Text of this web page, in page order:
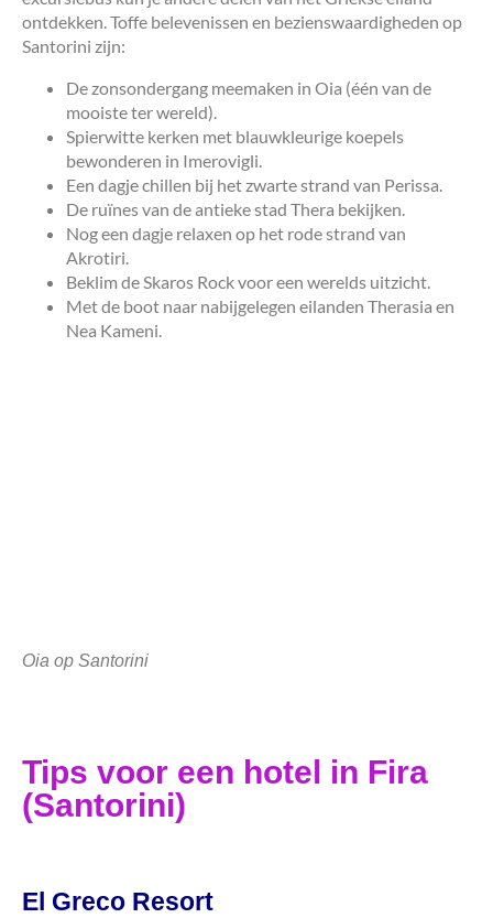
ontdekken. Toffe belevenissen en bezienswaardigheden op
Santorini zijn:
De zonsondergang meemaken in Oia (één van de
mooiste ter wereld).
Spierwitte kerken met blauwkleurige koepels
bewonderen in Imerovigli.
Een dagje chillen bij het zwarte strand van Perissa.
De ruïnes van de antieke stad Thera bekijken.
Nog een dagje relaxen op het rode strand van
Akrotiri.
Beklim de Skaros Rock voor een werelds uitzicht.
Met de boot naar nabijgelegen eilanden Therasia en
Nea Kameni.
Oia op Santorini
Tips voor een hotel in Fira
(Santorini)
El Greco Resort